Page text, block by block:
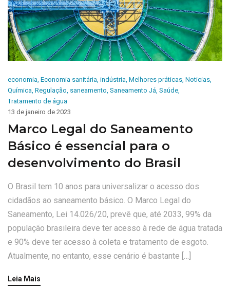
economia, Economia sanitária, indústria, Melhores práticas, Noticias,
Química, Regulação, saneamento, Saneamento Já, Saúde,
Tratamento de água
13 de janeiro de 2023
Marco Legal do Saneamento
Básico é essencial para o
desenvolvimento do Brasil
O Brasil tem 10 anos para universalizar o acesso dos
cidadãos ao saneamento básico. O Marco Legal do
Saneamento, Lei 14.026/20, prevê que, até 2033, 99% da
população brasileira deve ter acesso à rede de água tratada
e 90% deve ter acesso à coleta e tratamento de esgoto.
Atualmente, no entanto, esse cenário é bastante […]
Leia Mais